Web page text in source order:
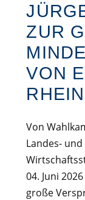
ZUR
VON
Von
Landes-
04. Juni
große